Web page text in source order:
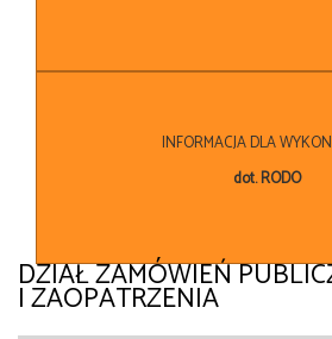
INFORMACJA DLA
dot. RODO
DZIAŁ ZAMÓWIEŃ
I ZAOPATRZENIA